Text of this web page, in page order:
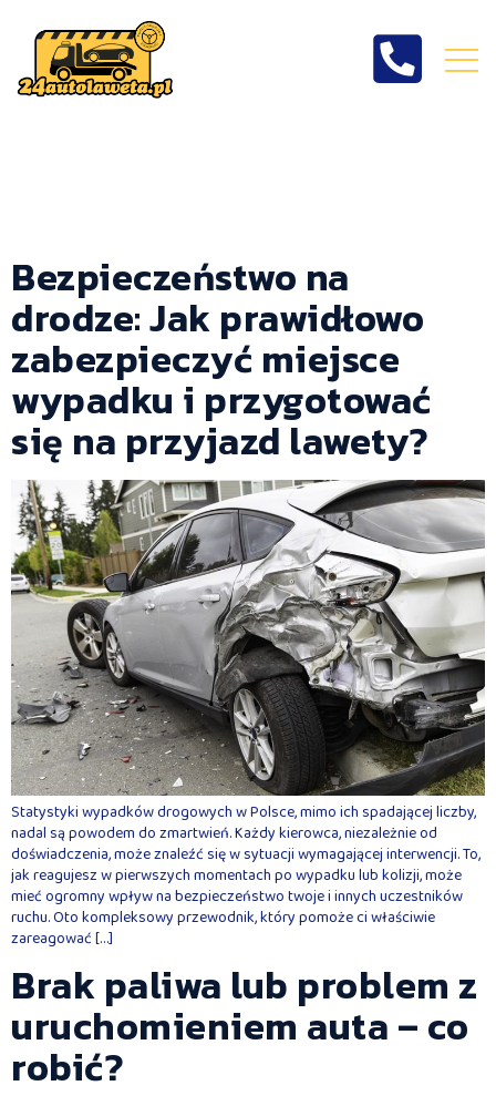
Bezpieczeństwo na
drodze: Jak prawidłowo
zabezpieczyć miejsce
wypadku i przygotować
się na przyjazd lawety?
Statystyki wypadków drogowych w Polsce, mimo ich spadającej liczby,
nadal są powodem do zmartwień. Każdy kierowca, niezależnie od
doświadczenia, może znaleźć się w sytuacji wymagającej interwencji. To,
jak reagujesz w pierwszych momentach po wypadku lub kolizji, może
mieć ogromny wpływ na bezpieczeństwo twoje i innych uczestników
ruchu. Oto kompleksowy przewodnik, który pomoże ci właściwie
zareagować […]
Brak paliwa lub problem z
uruchomieniem auta – co
robić?